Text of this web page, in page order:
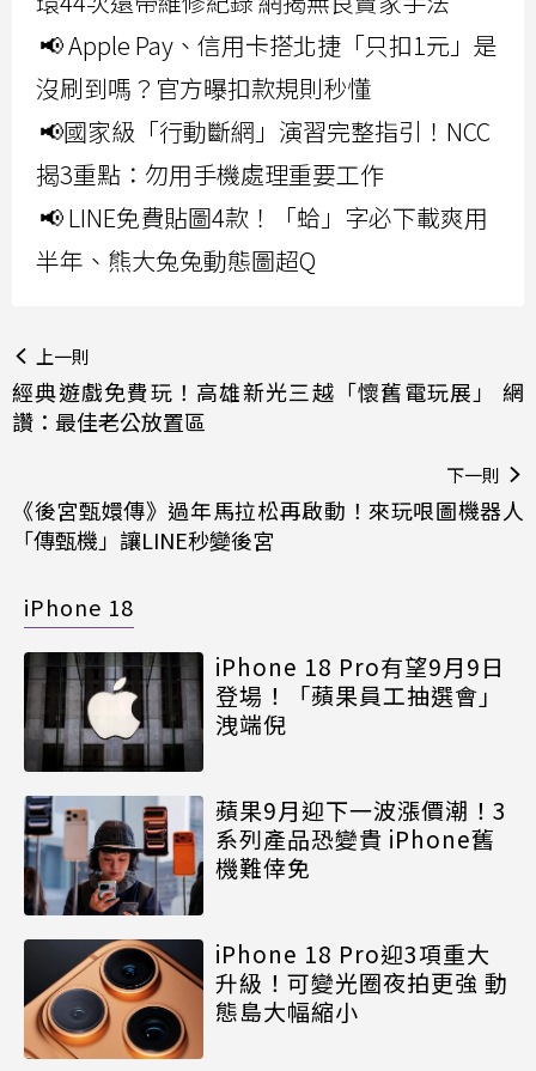
📢 Apple Pay、信用卡搭北捷「只扣1元」是
沒刷到嗎？官方曝扣款規則秒懂
📢國家級「行動斷網」演習完整指引！NCC
揭3重點：勿用手機處理重要工作
📢 LINE免費貼圖4款！「蛤」字必下載爽用
半年、熊大兔兔動態圖超Q
上一則
經典遊戲免費玩！高雄新光三越「懷舊電玩展」 網
讚：最佳老公放置區
下一則
《後宮甄嬛傳》過年馬拉松再啟動！來玩哏圖機器人
「傳甄機」讓LINE秒變後宮
iPhone 18
iPhone 18 Pro有望9月9日
登場！「蘋果員工抽選會」
洩端倪
蘋果9月迎下一波漲價潮！3
系列產品恐變貴 iPhone舊
機難倖免
iPhone 18 Pro迎3項重大
升級！可變光圈夜拍更強 動
態島大幅縮小